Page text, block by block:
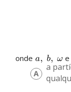
onde a, b, ω
a